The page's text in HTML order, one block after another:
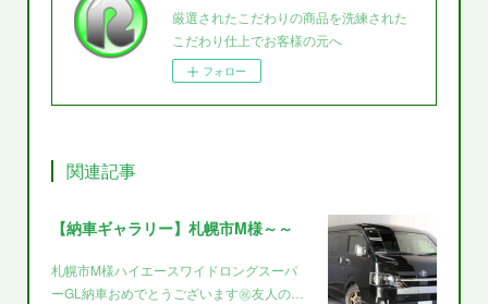
厳選されたこだわりの商品を洗練された
こだわり仕上でお客様の元へ
フォロー
関連記事
【納車ギャラリー】札幌市M様～～
札幌市M様ハイエースワイドロングスーパ
ーGL納車おめでとうございます㊗️友人の…